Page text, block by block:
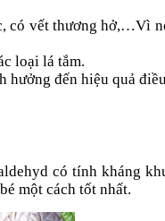
có vết thương hở,…Vì
loại lá tắm.
hưởng đến hiệu quả
có tính kháng
một cách tốt nhất.